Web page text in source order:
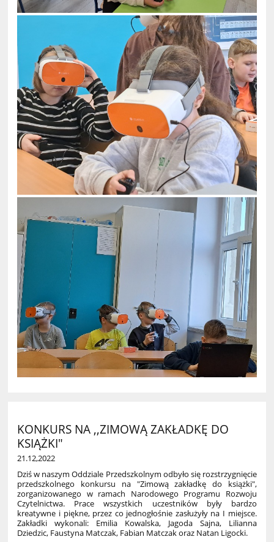
KONKURS NA ,,ZIMOWĄ ZAKŁADKĘ DO
KSIĄŻKI"
21.12,2022
Dziś w naszym Oddziale Przedszkolnym odbyło się rozstrzygnięcie
przedszkolnego konkursu na "Zimową zakładkę do książki",
zorganizowanego w ramach Narodowego Programu Rozwoju
Czytelnictwa. Prace wszystkich uczestników były bardzo
kreatywne i piękne, przez co jednogłośnie zasłużyły na I miejsce.
Zakładki wykonali: Emilia Kowalska, Jagoda Sajna, Lilianna
Dziedzic, Faustyna Matczak, Fabian Matczak oraz Natan Ligocki.